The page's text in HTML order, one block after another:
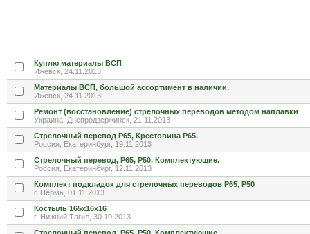
Куплю материалы ВСП
Ижевск, 24.11.2013
Материалы ВСП, большой ассортимент в наличии.
Ижевск, 24.11.2013
Ремонт (восстановление) стрелочных переводов методом наплавки
Украина, Днепродзержинск, 21.11.2013
Стрелочный перевод Р65, Крестовина Р65.
Россия, Екатеринбург, 19.11.2013
Стрелочный перевод, Р65, Р50. Комплектующие.
Россия, Екатеринбург, 12.11.2013
Комплект подкладок для стрелочных переводов Р65, Р50
г. Пермь, 01.11.2013
Костыль 165х16х16
г. Нижний Тагил, 30.10.2013